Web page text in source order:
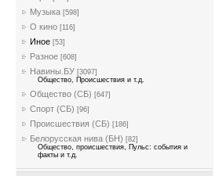
Музыка [598]
О кино [116]
Иное [53]
Разное [608]
Навины.БУ [3097]
Общество, Происшествия и т.д.
Общество (СБ) [647]
Спорт (СБ) [96]
Происшествия (СБ) [186]
Белорусская нива (БН) [82]
Общество, происшествия, Пульс: события и
факты и т.д.